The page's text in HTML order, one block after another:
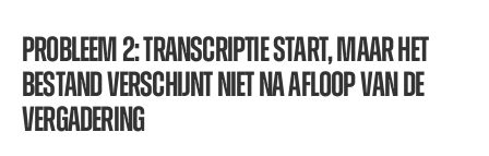
Probleem 2: Transcriptie start, maar het
bestand verschijnt niet na afloop van de
vergadering